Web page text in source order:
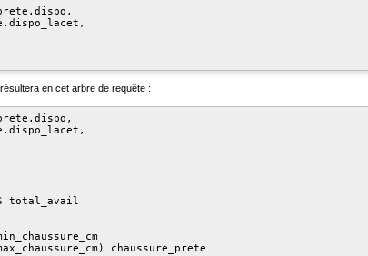
en cet arbre de requête :
total_avail
chaussure_prete